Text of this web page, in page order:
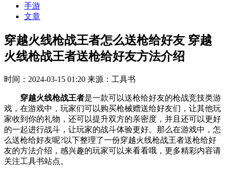
手游
文章
穿越火线枪战王者怎么送枪给好友 穿越
火线枪战王者送枪给好友方法介绍
时间：2024-03-15 01:20 来源：工具书
穿越火线枪战王者是一款可以送枪给好友的枪战竞技类游
戏，在游戏中，玩家们可以购买枪械赠送给好友们，让其他玩
家收到你的礼物，还可以提升双方的亲密度，并且还可以更好
的一起进行战斗，让玩家的战斗体验更好。那么在游戏中，怎
么送枪给好友呢?以下整理了一份穿越火线枪战王者送枪给好
友的方法介绍，感兴趣的玩家可以来看看哦，更多精彩内容请
关注工具书站点。